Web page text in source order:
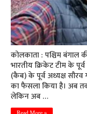
कोलकाता : पश्चिम बंगाल
भारतीय क्रिकेट टीम के
(कैब) के पूर्व अध्यक्ष सौरव
का फैसला किया है। अब तक
लेकिन अब …